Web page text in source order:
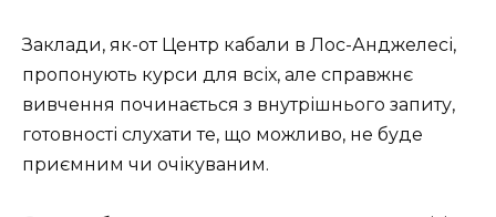
Заклади, як-от Центр кабали в Лос-Анджелесі,
пропонують курси для всіх, але справжнє
вивчення починається з внутрішнього запиту,
готовності слухати те, що можливо, не буде
приємним чи очікуваним.